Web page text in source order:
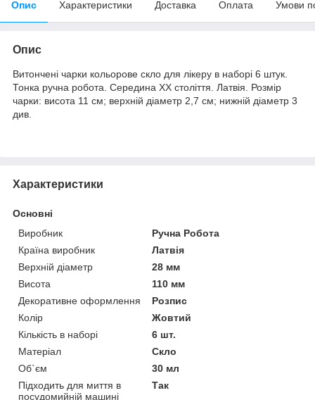
Опис Характеристики Доставка Оплата Умови
Опис
Витончені чарки кольорове скло для лікеру в наборі 6 штук.
Тонка ручна робота. Середина ХХ століття. Латвія. Розмір
чарки: висота 11 см; верхній діаметр 2,7 см; нижній діаметр 3
див.
Характеристики
Основні
Виробник
Ручна Робота
Країна виробник
Латвія
Верхній діаметр
28 мм
Висота
110 мм
Декоративне оформлення
Розпис
Колір
Жовтий
Кількість в наборі
6 шт.
Матеріал
Скло
Об`єм
30 мл
Підходить для миття в
посудомийній машині
Так